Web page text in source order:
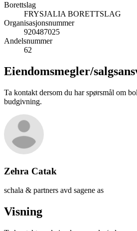
Borettslag
FRYSJALIA BORETTSLAG
Organisasjonsnummer
920487025
Andelsnummer
62
Eiendomsmegler/
Ta kontakt dersom du har spørsmål om
budgivning.
Zehra Catak
schala & partners avd sagene as
Visning